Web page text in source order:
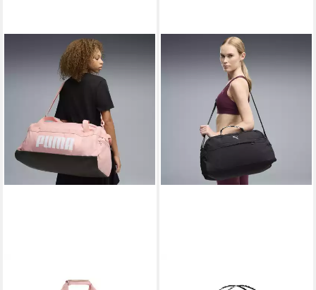
Sporttasche Challenger 58L
Sporttasche Active Training